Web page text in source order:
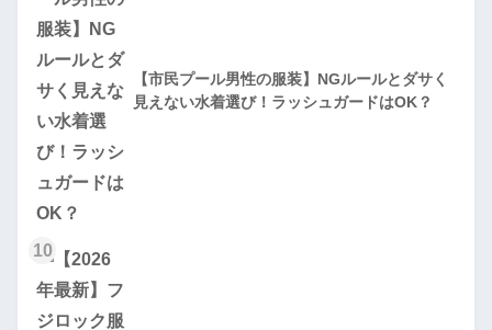
【市民プール男性の服装】NGルールとダサく
見えない水着選び！ラッシュガードはOK？
10